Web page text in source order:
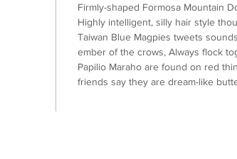
Firmly-shaped Formosa Mountain
Highly intelligent, silly hair style
Taiwan Blue Magpies tweets
ember of the crows, Always flock
Papilio Maraho are found on red
friends say they are dream-like